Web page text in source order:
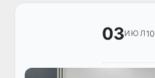
баслығы...
03ИЮЛ